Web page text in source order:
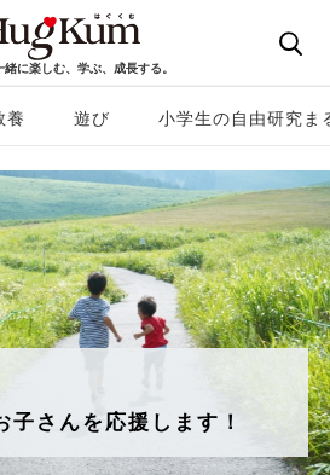
緒に楽しむ、学ぶ、成長する。
養 遊び 小学生の自由研究ま
HugKum 無料ドリル】